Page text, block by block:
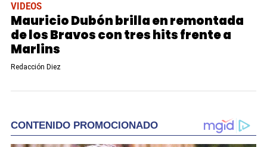
VIDEOS
Mauricio Dubón brilla en remontada
de los Bravos con tres hits frente a
Marlins
Redacción Diez